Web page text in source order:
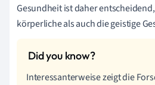
Gesundheit ist daher
körperliche als auch die geistige
Interessanterweise zeigt die